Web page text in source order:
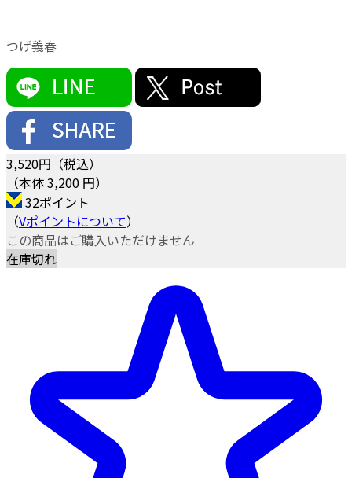
つげ義春
3,520円（税込）
（本体 3,200 円）
32ポイント
（Vポイントについて）
この商品はご購入いただけません
在庫切れ